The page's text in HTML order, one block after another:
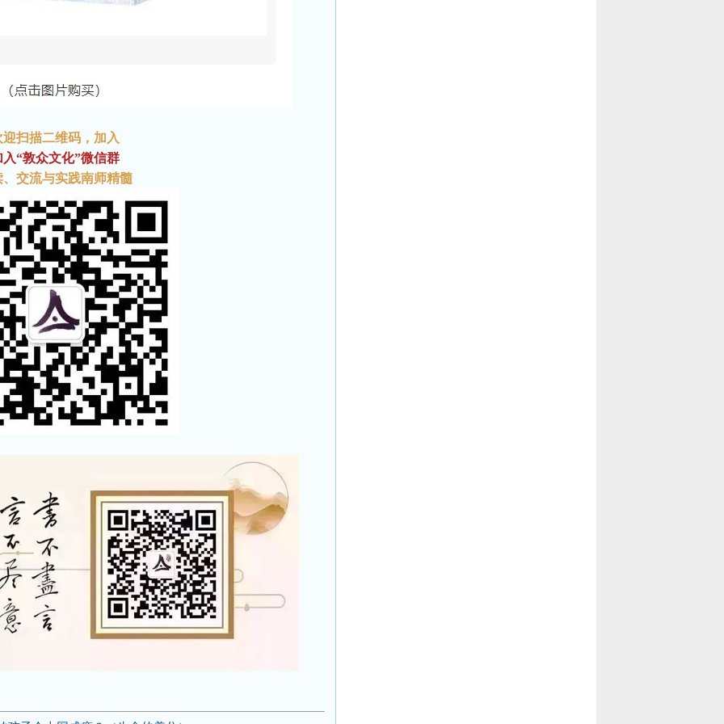
迎扫描二维码 ，加入
入“敦众文化”微信群
、交流与实践南师精髓